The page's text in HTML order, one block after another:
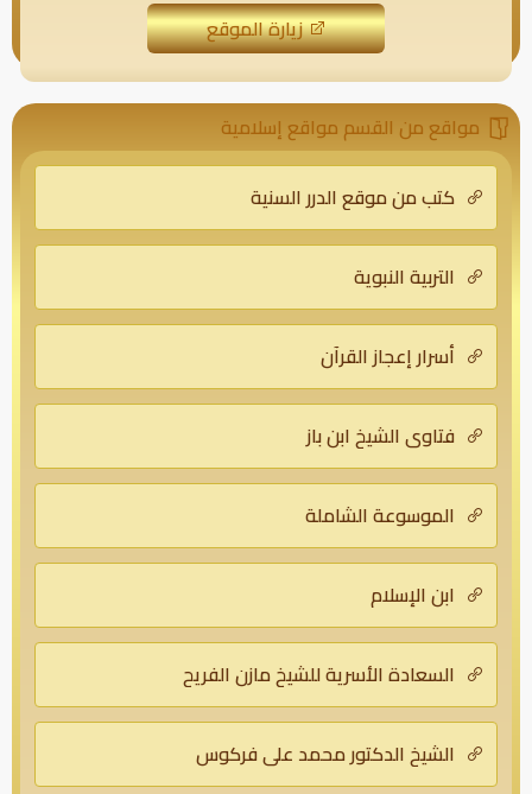
زيارة الموقع
مواقع من القسم مواقع إسلامية
كتب من موقع الدرر السنية
التربية النبوية
أسرار إعجاز القرآن
فتاوى الشيخ ابن باز
الموسوعة الشاملة
ابن الإسلام
السعادة الأسرية للشيخ مازن الفريح
الشيخ الدكتور محمد علي فركوس